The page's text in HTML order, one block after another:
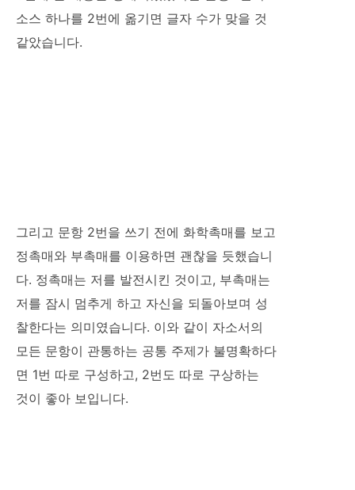
소스 하나를 2번에 옮기면 글자 수가 맞을 것
같았습니다.
그리고 문항 2번을 쓰기 전에 화학촉매를 보고
정촉매와 부촉매를 이용하면 괜찮을 듯했습니
다. 정촉매는 저를 발전시킨 것이고, 부촉매는
저를 잠시 멈추게 하고 자신을 되돌아보며 성
찰한다는 의미였습니다. 이와 같이 자소서의
모든 문항이 관통하는 공통 주제가 불명확하다
면 1번 따로 구성하고, 2번도 따로 구상하는
것이 좋아 보입니다.